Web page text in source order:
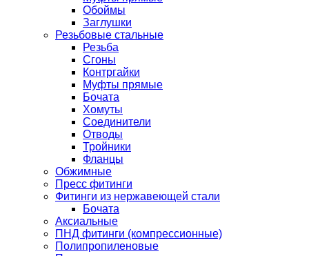
Обоймы
Заглушки
Резьбовые стальные
Резьба
Сгоны
Контргайки
Муфты прямые
Бочата
Хомуты
Соединители
Отводы
Тройники
Фланцы
Обжимные
Пресс фитинги
Фитинги из нержавеющей стали
Бочата
Аксиальные
ПНД фитинги (компрессионные)
Полипропиленовые